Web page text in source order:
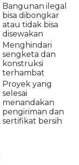
Bangunan ilegal
bisa dibongkar
atau tidak bisa
disewakan
Menghindari
sengketa dan
konstruksi
terhambat
Proyek yang
selesai
menandakan
pengiriman dan
sertifikat bersih